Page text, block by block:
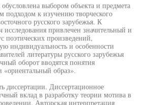
выбором объекта и предмета
подходом к изучению творческого
русского зарубежья. К
привлечен значительный и
поэтических произведений,
индивидуальность и особенности
литературы русского зарубежья
оборот вводятся понятия
образ».
диссертации. Диссертационное
вклад в разработку теории мотива в
Авторская интерпретация